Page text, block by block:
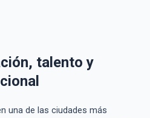
talento y
una de las ciudades más